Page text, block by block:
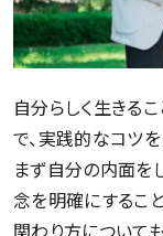
自分らしく生きる
で、実践的なコツ
まず自分の内面を
念を明確にするこ
関わり方について